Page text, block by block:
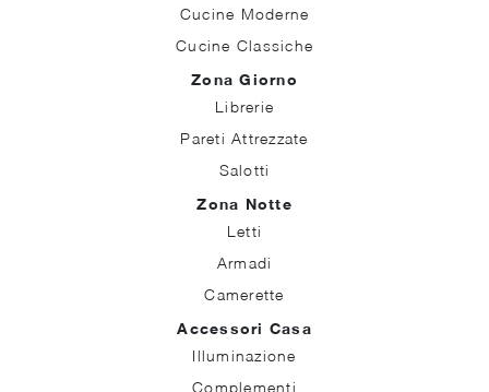
Cucine Moderne
Cucine Classiche
Zona Giorno
Librerie
Pareti Attrezzate
Salotti
Zona Notte
Letti
Armadi
Camerette
Accessori Casa
Illuminazione
Complementi